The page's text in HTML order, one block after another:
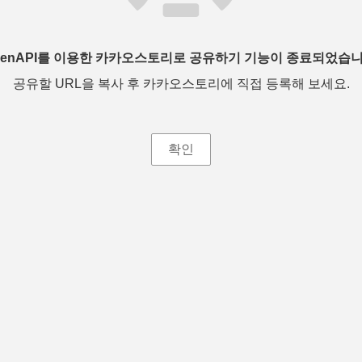
를 이용한 카카오스토리로 공유하기 기능이 종료되었습
공유할 URL을 복사 후 카카오스토리에 직접 등록해 보세요.
확인